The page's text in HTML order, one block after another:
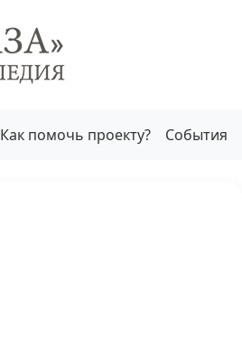
Как помочь проекту? События